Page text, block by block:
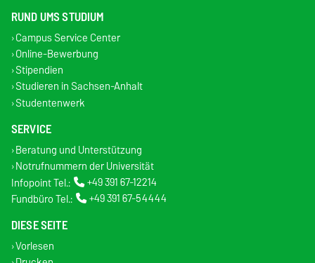
RUND UMS STUDIUM
Campus Service Center
Online-Bewerbung
Stipendien
Studieren in Sachsen-Anhalt
Studentenwerk
SERVICE
Beratung und Unterstützung
Notrufnummern der Universität
Infopoint Tel.:
+49 391 67-12214
Fundbüro Tel.:
+49 391 67-54444
DIESE SEITE
Vorlesen